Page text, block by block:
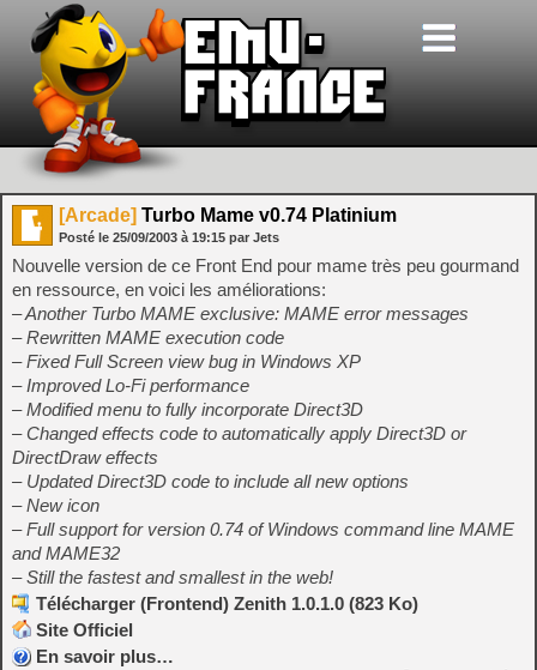
[Arcade] Turbo Mame v0.74 Platinium
Posté le 25/09/2003 à 19:15 par Jets
Nouvelle version de ce Front End pour mame très peu gourmand
en ressource, en voici les améliorations:
– Another Turbo MAME exclusive: MAME error messages
– Rewritten MAME execution code
– Fixed Full Screen view bug in Windows XP
– Improved Lo-Fi performance
– Modified menu to fully incorporate Direct3D
– Changed effects code to automatically apply Direct3D or
DirectDraw effects
– Updated Direct3D code to include all new options
– New icon
– Full support for version 0.74 of Windows command line MAME
and MAME32
– Still the fastest and smallest in the web!
Télécharger (Frontend) Zenith 1.0.1.0 (823 Ko)
Site Officiel
En savoir plus…